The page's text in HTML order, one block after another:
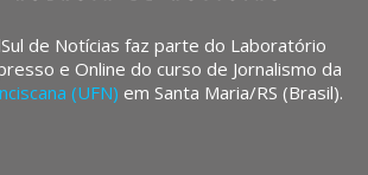
de Notícias faz parte do Laboratório
e Online do curso de Jornalismo da
(UFN) em Santa Maria/RS (Brasil).